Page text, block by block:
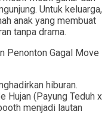
Untuk keluarga,
anak yang membuat
tanpa drama.
Penonton Gagal Move
hiburan.
Hujan (Payung Teduh x
menjadi lautan